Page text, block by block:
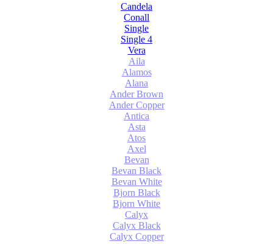
Candela
Conall
Single
Single 4
Vera
Aila
Alamos
Alana
Ander Brown
Ander Copper
Antica
Asta
Atos
Axel
Bevan
Bevan Black
Bevan White
Bjorn Black
Bjorn White
Calyx
Calyx Black
Calyx Copper